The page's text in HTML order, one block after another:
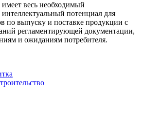
весь необходимый
потенциал для
по выпуску и поставке продукции с
регламентирующей документации,
и ожиданиям потребителя.